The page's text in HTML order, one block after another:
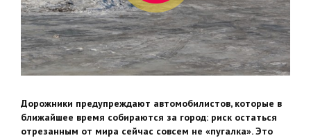
Дорожники предупреждают автомобилистов, которые в
ближайшее время собираются за город: риск остаться
отрезанным от мира сейчас совсем не «пугалка». Это